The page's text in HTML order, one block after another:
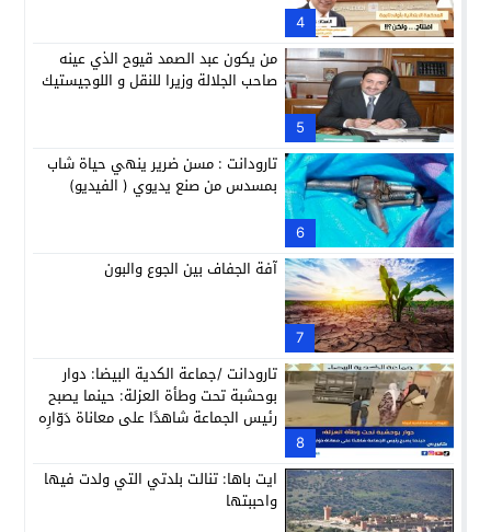
4
5
من يكون عبد الصمد قيوح الذي عينه
صاحب الجلالة وزيرا للنقل و اللوجيستيك
6
تارودانت : مسن ضرير ينهي حياة شاب
بمسدس من صنع يديوي ( الفيديو)
7
آفة الجفاف بين الجوع والبون
8
تارودانت /جماعة الكدية البيضا: دوار
بوحشبة تحت وطأة العزلة: حينما يصبح
رئيس الجماعة شاهدًا على معاناة دَوّارِه
ايت باها: تنالت بلدتي التي ولدت فيها
واحببتها